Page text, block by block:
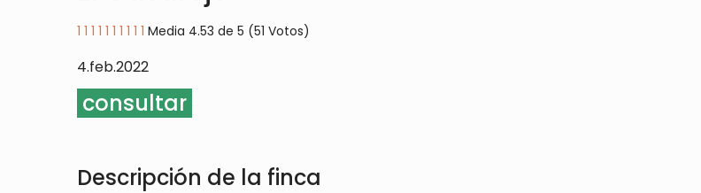
1 1 1 1 1 1 1 1 1 1 Media 4.53 de 5 (51 Votos)
4.feb.2022
consultar
Descripción de la finca